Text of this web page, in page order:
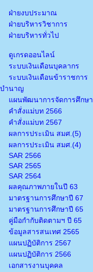
ฝ่ายงบประมาณ
ฝ่ายบริหารวิชาการ
ฝ่ายบริหารทั่วไป
ดูเกรดออนไลน์
ระบบเงินเดือนบุคลากร
ระบบเงินเดือนข้าราชการ
บำนาญ
แผนพัฒนาการจัดการศึกษา
คำสั่งแม่บท 2566
คำสั่งแม่บท 2567
ผลการประเมิน สมศ.(5)
ผลการประเมิน สมศ.(4)
SAR 2566
SAR 2565
SAR 2564
ผลคุณภาพภายในปี 63
มาตรฐานการศึกษาปี 67
มาตรฐานการศึกษาปี 65
คู่มือกำกับติดตามฯ ปี 65
ข้อมูลสารสนเทศ 2565
แผนปฏิบัติการ 2567
แผนปฏิบัติการ 2566
เอกสารงานบุคคล